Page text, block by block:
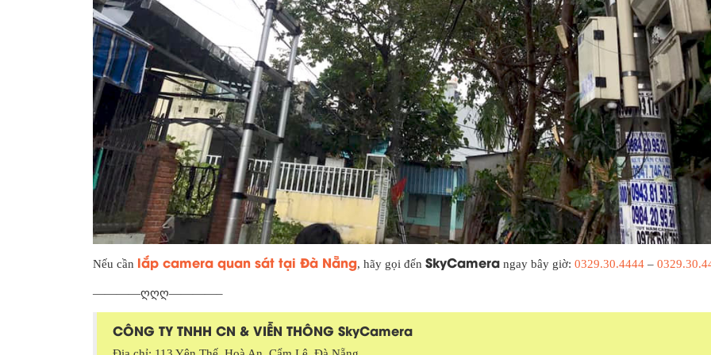
Nếu cần lắp camera quan sát tại Đà Nẵng, hãy gọi đến SkyCamera ngay bây giờ: 0329.30.4444 –
————ღღღ————–
CÔNG TY TNHH CN & VIỄN THÔNG SkyCamera